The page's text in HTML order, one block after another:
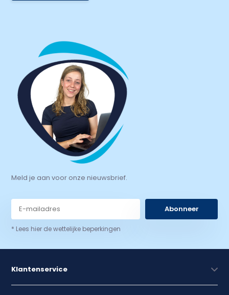
Meld je aan voor onze nieuwsbrief.
Abonneer
* Lees hier de wettelijke beperkingen
Klantenservice